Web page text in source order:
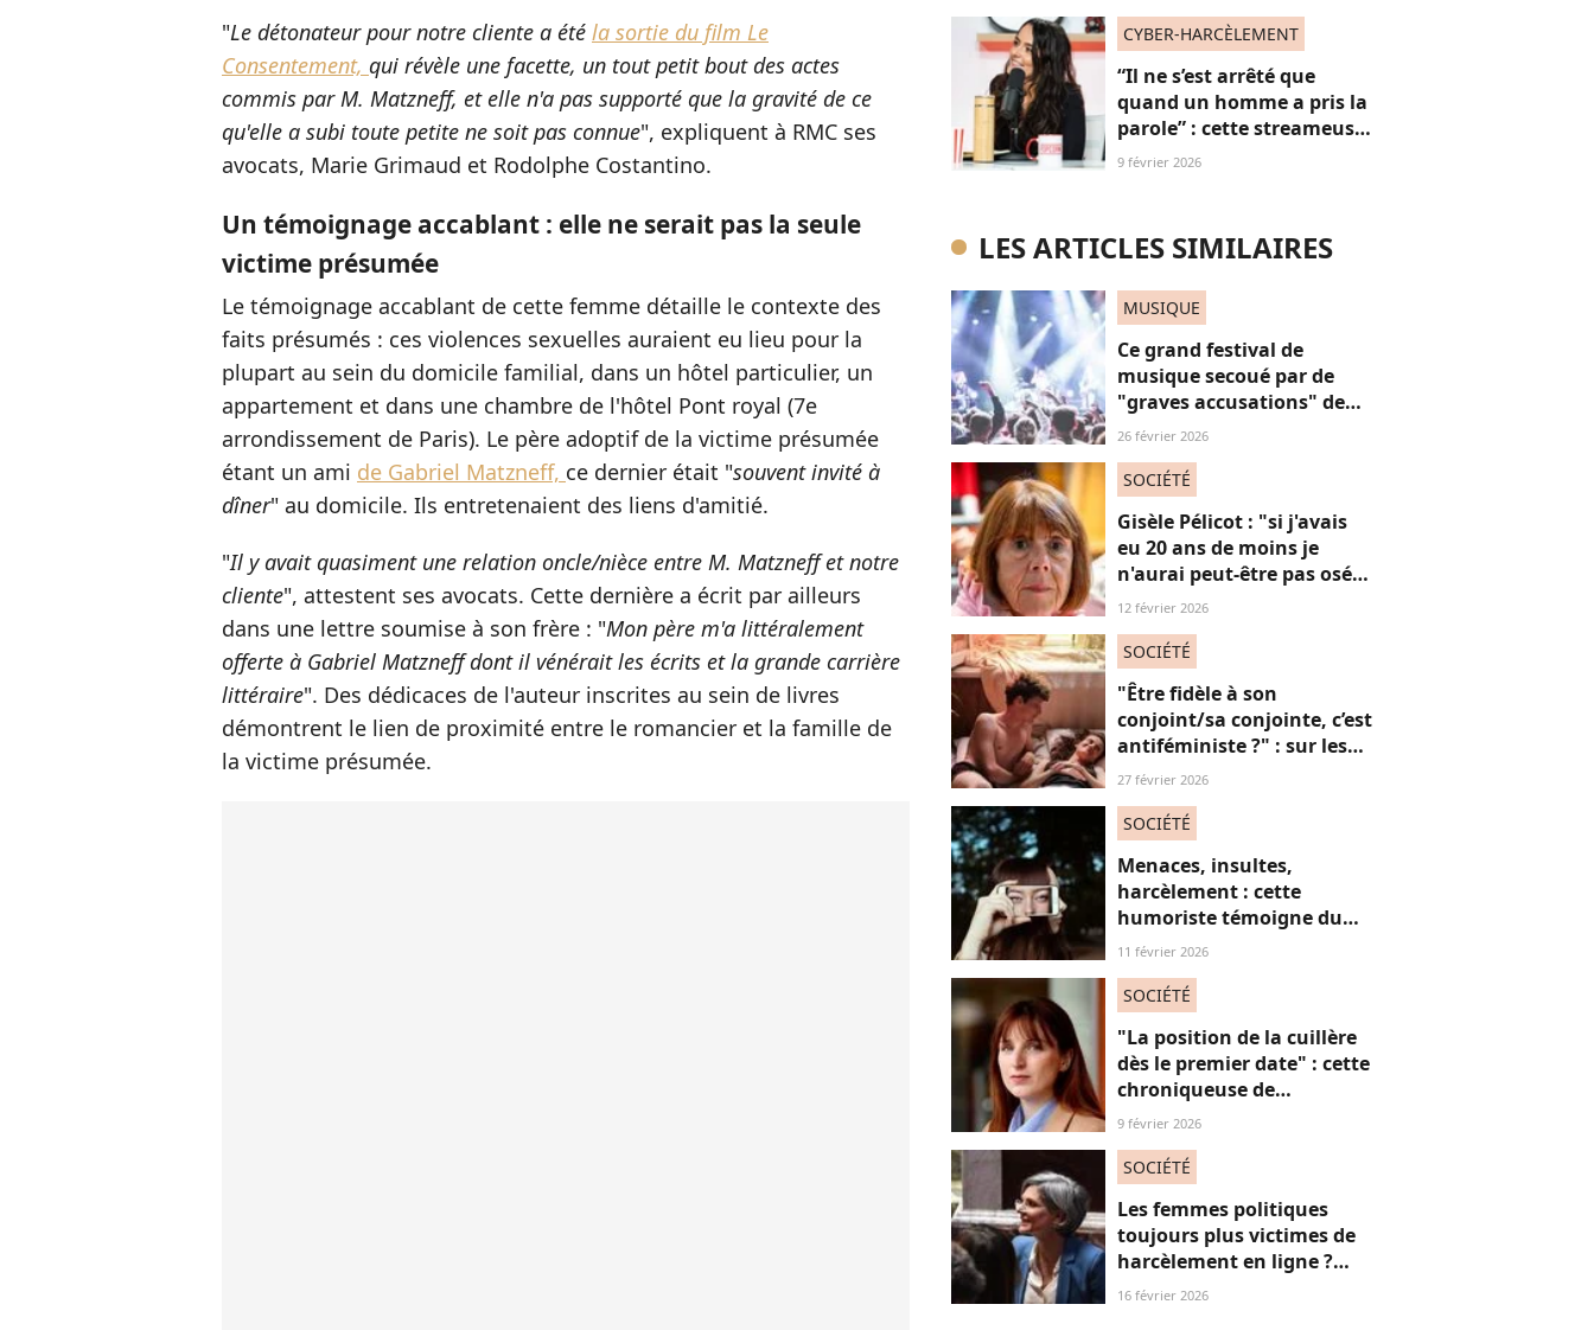
"Le détonateur pour notre cliente a été la sortie du film Le
Consentement, qui révèle une facette, un tout petit bout des actes
commis par M. Matzneff, et elle n'a pas supporté que la gravité de ce
qu'elle a subi toute petite ne soit pas connue", expliquent à RMC ses
avocats, Marie Grimaud et Rodolphe Costantino.
Un témoignage accablant : elle ne serait pas la seule
victime présumée
Le témoignage accablant de cette femme détaille le contexte des
faits présumés : ces violences sexuelles auraient eu lieu pour la
plupart au sein du domicile familial, dans un hôtel particulier, un
appartement et dans une chambre de l'hôtel Pont royal (7e
arrondissement de Paris). Le père adoptif de la victime présumée
étant un ami de Gabriel Matzneff, ce dernier était "souvent invité à
dîner" au domicile. Ils entretenaient des liens d'amitié.
"Il y avait quasiment une relation oncle/nièce entre M. Matzneff et notre
cliente", attestent ses avocats. Cette dernière a écrit par ailleurs
dans une lettre soumise à son frère : "Mon père m'a littéralement
offerte à Gabriel Matzneff dont il vénérait les écrits et la grande carrière
littéraire". Des dédicaces de l'auteur inscrites au sein de livres
démontrent le lien de proximité entre le romancier et la famille de
la victime présumée.
CYBER-HARCÈLEMENT
“Il ne s’est arrêté que
quand un homme a pris la
parole” : cette streameuse
revient sur le harcèlement
9 février 2026
LES ARTICLES SIMILAIRES
MUSIQUE
Ce grand festival de
musique secoué par de
"graves accusations" de
violences sexistes et
26 février 2026
SOCIÉTÉ
Gisèle Pélicot : "si j'avais
eu 20 ans de moins je
n'aurai peut-être pas osé
refuser le huis-clos"
12 février 2026
SOCIÉTÉ
"Être fidèle à son
conjoint/sa conjointe, c’est
antiféministe ?" : sur les
réseaux sociaux, cette
27 février 2026
SOCIÉTÉ
Menaces, insultes,
harcèlement : cette
humoriste témoigne du
sort des femmes sur les
11 février 2026
SOCIÉTÉ
"La position de la cuillère
dès le premier date" : cette
chroniqueuse de
Quotidien s'amuse de
absolument jubilatoire
9 février 2026
SOCIÉTÉ
Les femmes politiques
toujours plus victimes de
harcèlement en ligne ?
Une étude interroge ce
16 février 2026